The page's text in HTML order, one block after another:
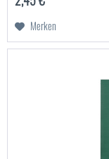
Merken